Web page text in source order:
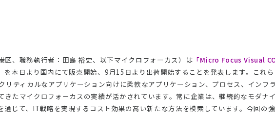
、職務執行者：田島 裕史、以下マイクロフォーカス）は 「Micro Focus Visual
を本日より国内にて販売開始、9月15日より出荷開始することを発表します。これ
リティカルなアプリケーション向けに柔軟なアプリケーション、プロセス、インフ
きたマイクロフォーカスの実績が活かされています。常に企業は、継続的なモダナ
じて、IT戦略を実現するコスト効果の高い新たな方法を模索しています。今回の